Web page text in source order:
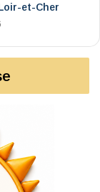
et-Cher